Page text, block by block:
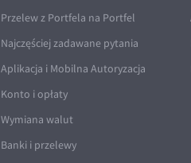
Przelew z Portfela na Portfel
Najczęściej zadawane pytania
Aplikacja i Mobilna Autoryzacja
Konto i opłaty
Wymiana walut
Banki i przelewy